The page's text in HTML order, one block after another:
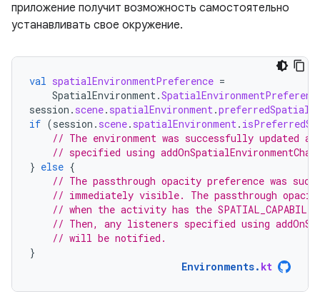
приложение получит возможность самостоятельно
устанавливать свое окружение.
val spatialEnvironmentPreference =
SpatialEnvironment.
session . scene. spatialEnvironment.
if (session . scene. spatialEnvironment.
// The environment was successfully updated
// specified using
} else {
// The passthrough opacity preference was
// immediately visible. The passthrough
// when the activity has the
// Then, any listeners specified using
// will be notified.
}
Environments. kt